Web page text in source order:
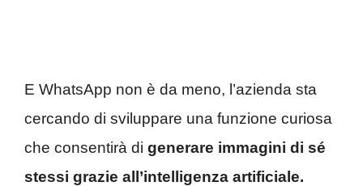
E WhatsApp non è da meno, l’azienda sta
cercando di sviluppare una funzione curiosa
che consentirà di generare immagini di sé
stessi grazie all’intelligenza artificiale.